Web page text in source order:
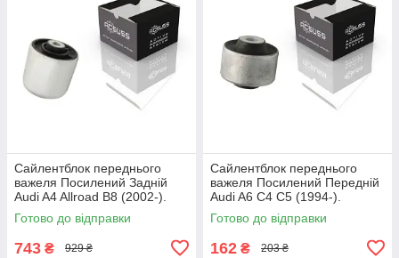
Сайлентблок переднього
важеля Посилений Задній
Audi A4 Allroad B8 (2002-).
Нижній. Корея ACSUSS!
4H0407183 , TD1247W ,
Готово до відправки
743 ₴ 929 ₴
Сайлентблок переднього
важеля Посилений Передній
Audi A6 C4 C5 (1994-).
Верхній. Корея ACSUSS!
35379 , JBU138 , TD1062W
Готово до відправки
162 ₴ 203 ₴